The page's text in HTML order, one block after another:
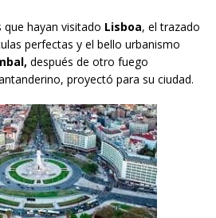
que hayan visitado Lisboa, el trazado
perfectas y el bello urbanismo
después de otro fuego
proyectó para su ciudad.